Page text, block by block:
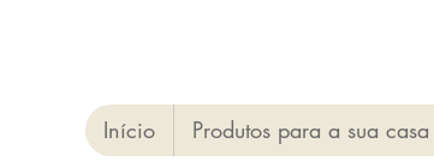
Início Produtos para a sua casa